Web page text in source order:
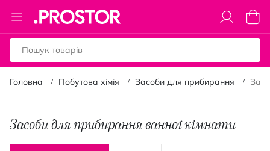
Toggle
Nav
Кошик
Головна Побутова хімія Засоби для прибирання
Засоби для прибирання ванної кімнати